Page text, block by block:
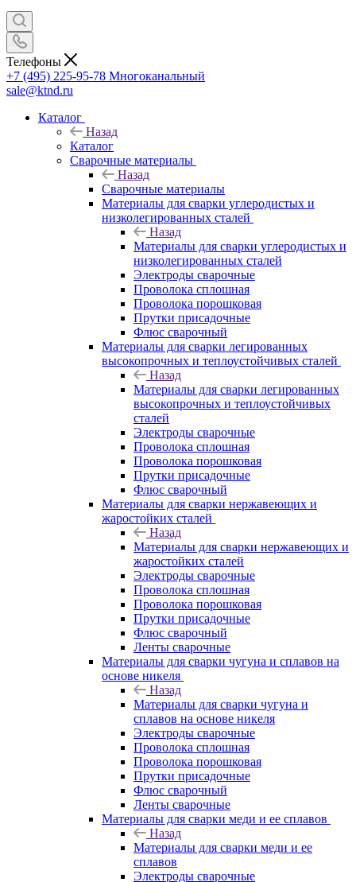
Телефоны
+7 (495) 225-95-78 Многоканальный
sale@ktnd.ru
Каталог
Назад
Каталог
Сварочные материалы
Назад
Сварочные материалы
Материалы для сварки углеродистых и
низколегированных сталей
Назад
Материалы для сварки углеродистых и
низколегированных сталей
Электроды сварочные
Проволока сплошная
Проволока порошковая
Прутки присадочные
Флюс сварочный
Материалы для сварки легированных
высокопрочных и теплоустойчивых сталей
Назад
Материалы для сварки легированных
высокопрочных и теплоустойчивых
сталей
Электроды сварочные
Проволока сплошная
Проволока порошковая
Прутки присадочные
Флюс сварочный
Материалы для сварки нержавеющих и
жаростойких сталей
Назад
Материалы для сварки нержавеющих и
жаростойких сталей
Электроды сварочные
Проволока сплошная
Проволока порошковая
Прутки присадочные
Флюс сварочный
Ленты сварочные
Материалы для сварки чугуна и сплавов на
основе никеля
Назад
Материалы для сварки чугуна и
сплавов на основе никеля
Электроды сварочные
Проволока сплошная
Проволока порошковая
Прутки присадочные
Флюс сварочный
Ленты сварочные
Материалы для сварки меди и ее сплавов
Назад
Материалы для сварки меди и ее
сплавов
Электроды сварочные